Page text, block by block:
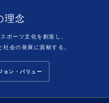
理念
ポーツ文化を創造し、
会の発展に貢献する。
ョン・バリュー